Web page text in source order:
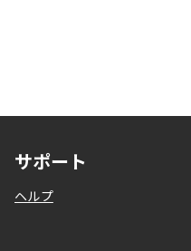
サポート
ヘルプ